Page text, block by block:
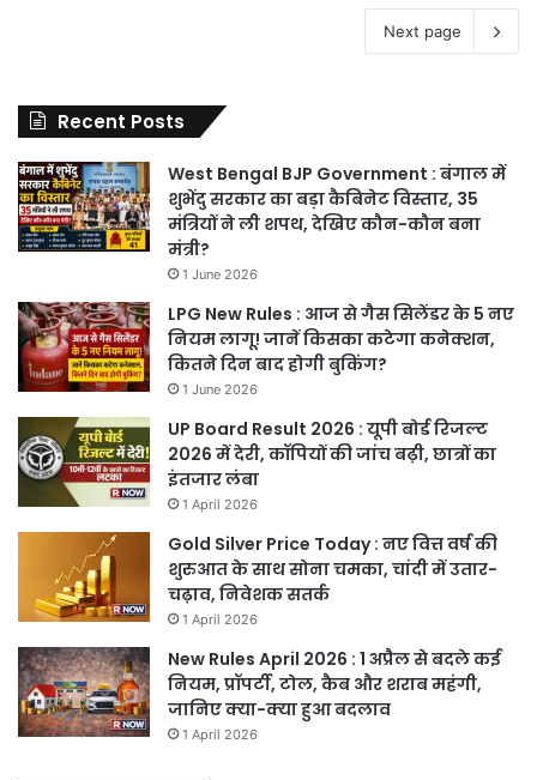
Next page
Recent Posts
West Bengal BJP Government : बंगाल में
शुभेंदु सरकार का बड़ा कैबिनेट विस्तार, 35
मंत्रियों ने ली शपथ, देखिए कौन-कौन बना
मंत्री?
1 June 2026
LPG New Rules : आज से गैस सिलेंडर के 5 नए
नियम लागू! जानें किसका कटेगा कनेक्शन,
कितने दिन बाद होगी बुकिंग?
1 June 2026
UP Board Result 2026 : यूपी बोर्ड रिजल्ट
2026 में देरी, कॉपियों की जांच बढ़ी, छात्रों का
इंतजार लंबा
1 April 2026
Gold Silver Price Today : नए वित्त वर्ष की
शुरुआत के साथ सोना चमका, चांदी में उतार-
चढ़ाव, निवेशक सतर्क
1 April 2026
New Rules April 2026 : 1 अप्रैल से बदले कई
नियम, प्रॉपर्टी, टोल, कैब और शराब महंगी,
जानिए क्या-क्या हुआ बदलाव
1 April 2026